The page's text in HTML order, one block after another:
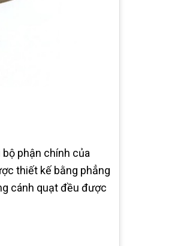
phận chính của
thiết kế bằng phẳng
cánh quạt đều được